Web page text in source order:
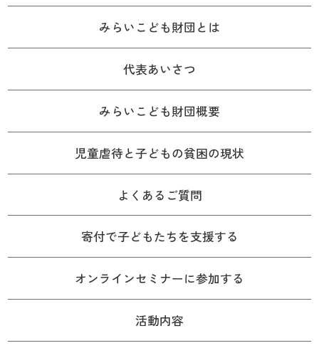
みらいこども財団とは
代表あいさつ
みらいこども財団概要
児童虐待と子どもの貧困の現状
よくあるご質問
寄付で子どもたちを支援する
オンラインセミナーに参加する
活動内容